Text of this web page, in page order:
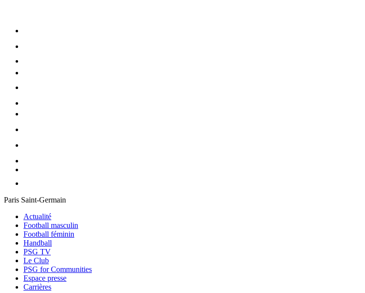
Paris Saint-Germain
Actualité
Football masculin
Football féminin
Handball
PSG TV
Le Club
PSG for Communities
Espace presse
Carrières